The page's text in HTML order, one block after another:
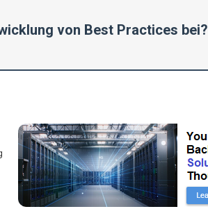
von Best Practices bei?